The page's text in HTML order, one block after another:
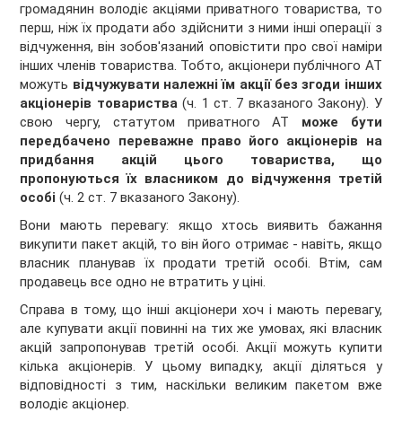
громадянин володіє акціями приватного товариства, то
перш, ніж їх продати або здійснити з ними інші операції з
відчуження, він зобов'язаний оповістити про свої наміри
інших членів товариства. Тобто, акціонери публічного АТ
можуть відчужувати належні їм акції без згоди інших
акціонерів товариства(ч. 1 ст. 7 вказаного Закону). У
свою чергу, статутом приватного АТ може бути
передбачено переважне право його акціонерів на
придбання акцій цього товариства, що
пропонуються їх власником до відчуження третій
особі (ч. 2 ст. 7 вказаного Закону).
Вони мають перевагу: якщо хтось виявить бажання
викупити пакет акцій, то він його отримає - навіть, якщо
власник планував їх продати третій особі. Втім, сам
продавець все одно не втратить у ціні.
Справа в тому, що інші акціонери хоч і мають перевагу,
але купувати акції повинні на тих же умовах, які власник
акцій запропонував третій особі. Акції можуть купити
кілька акціонерів. У цьому випадку, акції діляться у
відповідності з тим, наскільки великим пакетом вже
володіє акціонер.